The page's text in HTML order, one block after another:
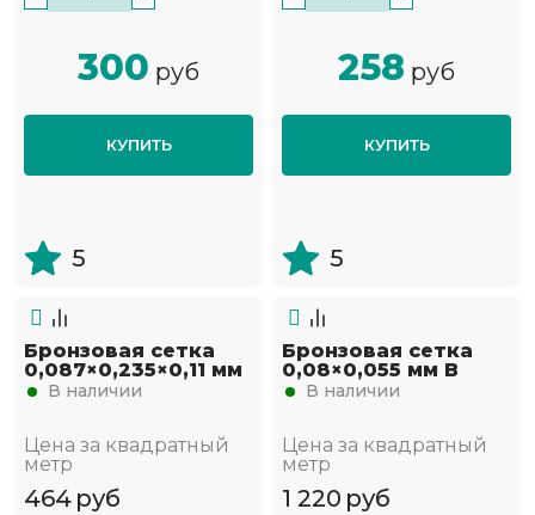
300 руб
КУПИТЬ
5
258 руб
КУПИТЬ
5
Бронзовая сетка
0,087×0,235×0,11 мм
В наличии
Цена за квадратный
метр
464 руб
Бронзовая сетка
0,08×0,055 мм В
В наличии
Цена за квадратный
метр
1 220 руб